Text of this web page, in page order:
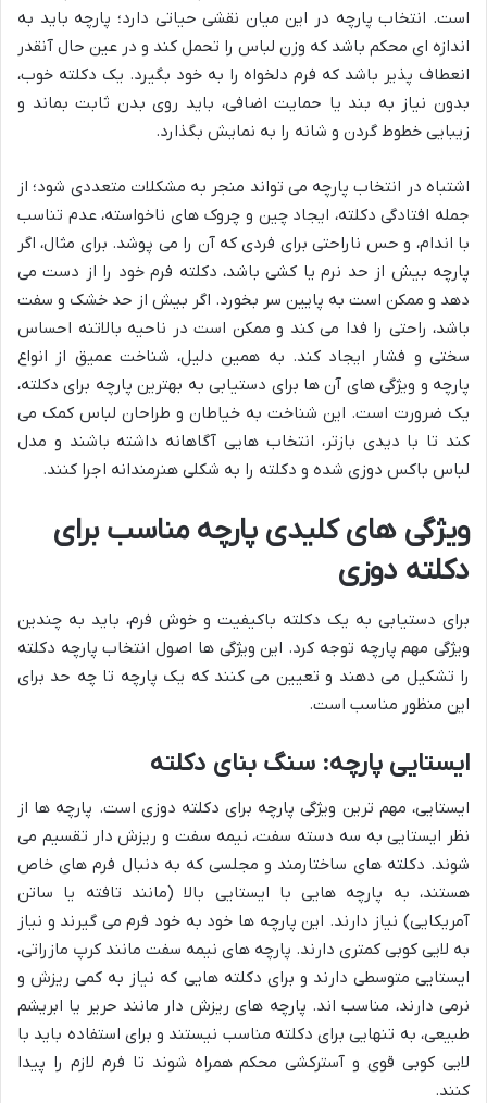
است. انتخاب پارچه در این میان نقشی حیاتی دارد؛ پارچه باید به
اندازه ای محکم باشد که وزن لباس را تحمل کند و در عین حال آنقدر
انعطاف پذیر باشد که فرم دلخواه را به خود بگیرد. یک دکلته خوب،
بدون نیاز به بند یا حمایت اضافی، باید روی بدن ثابت بماند و
زیبایی خطوط گردن و شانه را به نمایش بگذارد.
اشتباه در انتخاب پارچه می تواند منجر به مشکلات متعددی شود؛ از
جمله افتادگی دکلته، ایجاد چین و چروک های ناخواسته، عدم تناسب
با اندام، و حس ناراحتی برای فردی که آن را می پوشد. برای مثال، اگر
پارچه بیش از حد نرم یا کشی باشد، دکلته فرم خود را از دست می
دهد و ممکن است به پایین سر بخورد. اگر بیش از حد خشک و سفت
باشد، راحتی را فدا می کند و ممکن است در ناحیه بالاتنه احساس
سختی و فشار ایجاد کند. به همین دلیل، شناخت عمیق از انواع
پارچه و ویژگی های آن ها برای دستیابی به بهترین پارچه برای دکلته،
یک ضرورت است. این شناخت به خیاطان و طراحان لباس کمک می
کند تا با دیدی بازتر، انتخاب هایی آگاهانه داشته باشند و مدل
لباس باکس دوزی شده و دکلته را به شکلی هنرمندانه اجرا کنند.
ویژگی های کلیدی پارچه مناسب برای
دکلته دوزی
برای دستیابی به یک دکلته باکیفیت و خوش فرم، باید به چندین
ویژگی مهم پارچه توجه کرد. این ویژگی ها اصول انتخاب پارچه دکلته
را تشکیل می دهند و تعیین می کنند که یک پارچه تا چه حد برای
این منظور مناسب است.
ایستایی پارچه: سنگ بنای دکلته
ایستایی، مهم ترین ویژگی پارچه برای دکلته دوزی است. پارچه ها از
نظر ایستایی به سه دسته سفت، نیمه سفت و ریزش دار تقسیم می
شوند. دکلته های ساختارمند و مجلسی که به دنبال فرم های خاص
هستند، به پارچه هایی با ایستایی بالا (مانند تافته یا ساتن
آمریکایی) نیاز دارند. این پارچه ها خود به خود فرم می گیرند و نیاز
به لایی کوبی کمتری دارند. پارچه های نیمه سفت مانند کرپ مازراتی،
ایستایی متوسطی دارند و برای دکلته هایی که نیاز به کمی ریزش و
نرمی دارند، مناسب اند. پارچه های ریزش دار مانند حریر یا ابریشم
طبیعی، به تنهایی برای دکلته مناسب نیستند و برای استفاده باید با
لایی کوبی قوی و آسترکشی محکم همراه شوند تا فرم لازم را پیدا
کنند.